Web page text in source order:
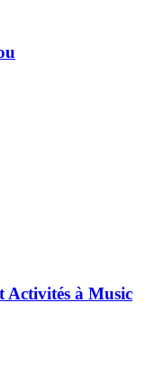
Activités à Music